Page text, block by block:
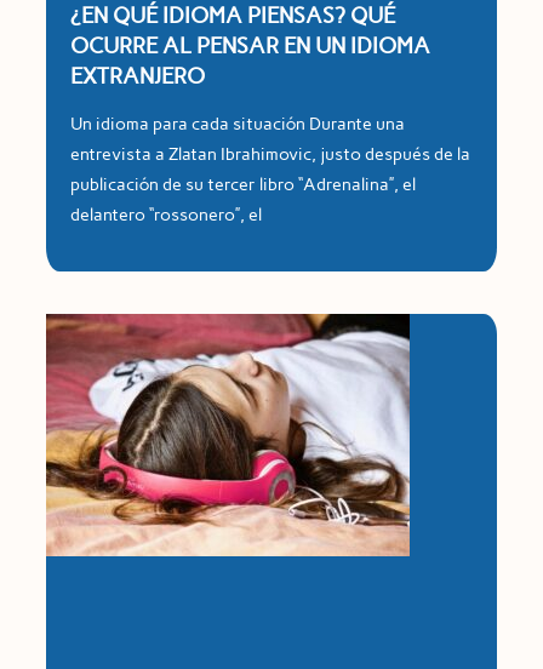
¿EN QUÉ IDIOMA PIENSAS? QUÉ
OCURRE AL PENSAR EN UN IDIOMA
EXTRANJERO
Un idioma para cada situación Durante una
entrevista a Zlatan Ibrahimovic, justo después de la
publicación de su tercer libro “Adrenalina”, el
delantero “rossonero”, el